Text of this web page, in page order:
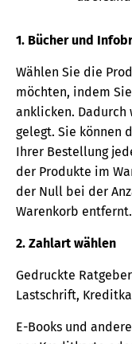
1. Bücher und
Wählen Sie die
möchten, indem
anklicken. Dadurch
gelegt. Sie können
Ihrer Bestellung
der Produkte im
der Null bei der
Warenkorb entfernt.
2. Zahlart wählen
Gedruckte
Lastschrift,
E-Books und